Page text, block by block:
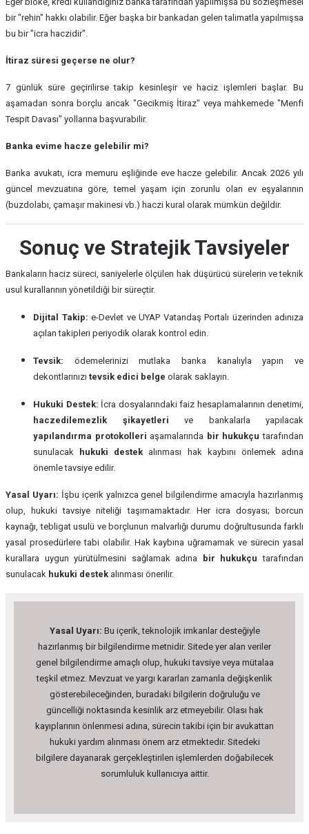
bir "rehin" hakkı olabilir. Eğer başka bir bankadan gelen talimatla yapılmışsa
bu bir "icra haczidir".
İtiraz süresi geçerse ne olur?
7 günlük süre geçirilirse takip kesinleşir ve haciz işlemleri başlar. Bu
aşamadan sonra borçlu ancak "Gecikmiş İtiraz" veya mahkemede "Menfi
Tespit Davası" yollarına başvurabilir.
Banka evime hacze gelebilir mi?
Banka avukatı, icra memuru eşliğinde eve hacze gelebilir. Ancak 2026 yılı
güncel mevzuatına göre, temel yaşam için zorunlu olan ev eşyalarının
(buzdolabı, çamaşır makinesi vb.) haczi kural olarak mümkün değildir.
Sonuç ve Stratejik Tavsiyeler
Bankaların haciz süreci, saniyelerle ölçülen hak düşürücü sürelerin ve teknik
usul kurallarının yönetildiği bir süreçtir.
Dijital Takip: e-Devlet ve UYAP Vatandaş Portalı üzerinden adınıza
açılan takipleri periyodik olarak kontrol edin.
Tevsik: ödemelerinizi mutlaka banka kanalıyla yapın ve
dekontlarınızı tevsik edici belge olarak saklayın.
Hukuki Destek: İcra dosyalarındaki faiz hesaplamalarının denetimi,
haczedilemezlik şikayetleri ve bankalarla yapılacak
yapılandırma protokolleri aşamalarında bir hukukçu tarafından
sunulacak
hukuki destek alınması hak kaybını önlemek adına
önemle tavsiye edilir.
Yasal Uyarı: İşbu içerik yalnızca genel bilgilendirme amacıyla hazırlanmış
olup, hukuki tavsiye niteliği taşımamaktadır. Her icra dosyası; borcun
kaynağı, tebligat usulü ve borçlunun malvarlığı durumu doğrultusunda farklı
yasal prosedürlere tabi olabilir. Hak kaybına uğramamak ve sürecin yasal
kurallara uygun yürütülmesini sağlamak adına
bir hukukçu tarafından
sunulacak hukuki destek alınması önerilir.
Yasal Uyarı: Bu içerik, teknolojik imkanlar desteğiyle
hazırlanmış bir bilgilendirme metnidir. Sitede yer alan veriler
genel bilgilendirme amaçlı olup, hukuki tavsiye veya mütalaa
teşkil etmez. Mevzuat ve yargı kararları zamanla değişkenlik
gösterebileceğinden, buradaki bilgilerin doğruluğu ve
güncelliği noktasında kesinlik arz etmeyebilir. Olası hak
kayıplarının önlenmesi adına, sürecin takibi için bir avukattan
hukuki yardım alınması önem arz etmektedir. Sitedeki
bilgilere dayanarak gerçekleştirilen işlemlerden doğabilecek
sorumluluk kullanıcıya aittir.